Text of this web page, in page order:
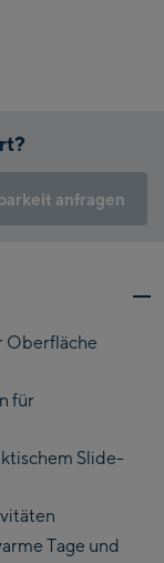
anfragen
Oberfläche
für
Slide-
Tage und